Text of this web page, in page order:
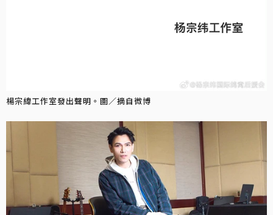
楊宗緯工作室發出聲明。圖／摘自微博